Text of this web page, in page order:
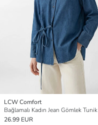
LCW Comfort
Bağlamalı Kadın Jean Gömlek Tunik
26.99 EUR